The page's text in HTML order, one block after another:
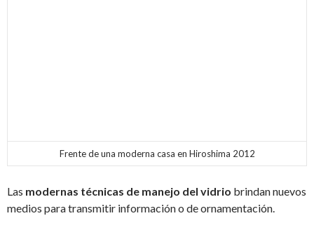
Frente de una moderna casa en Hiroshima 2012
Las modernas técnicas de manejo del vidrio brindan nuevos
medios para transmitir información o de ornamentación.